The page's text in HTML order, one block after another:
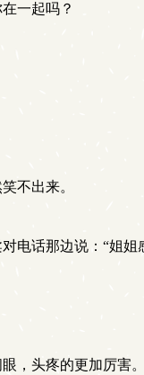
一起吗？
不出来。
电话那边说：“姐
，头疼的更加厉害。